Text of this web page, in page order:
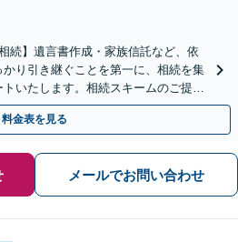
続】遺言書作成・家族信託など、依
り引き継ぐことを第一に、相続を集
いたします。相続スキームのご提案
応させていただきます。
料金表を見る
メールでお問い合わせ